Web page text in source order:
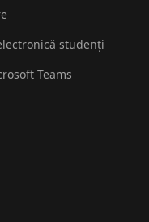
studenți
Teams